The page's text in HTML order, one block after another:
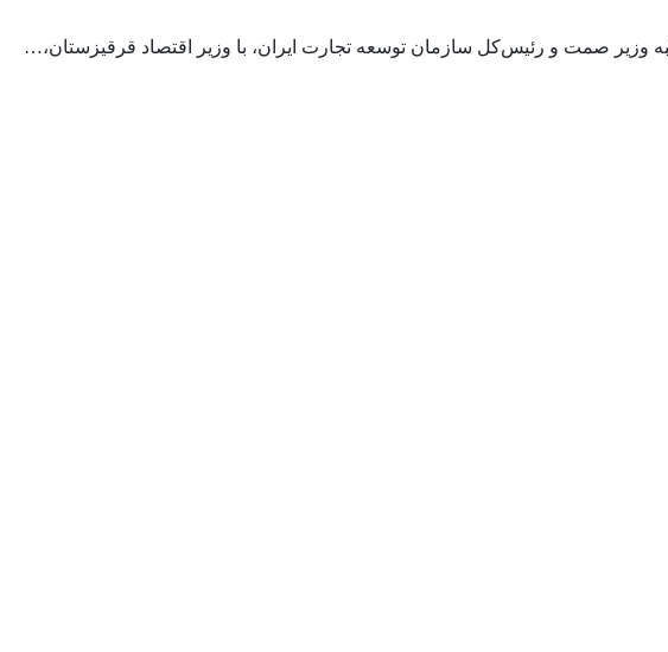
وزیر صمت و رئیس‌کل سازمان توسعه تجارت ایران، با وزیر اقتصاد قرقیزستان،…